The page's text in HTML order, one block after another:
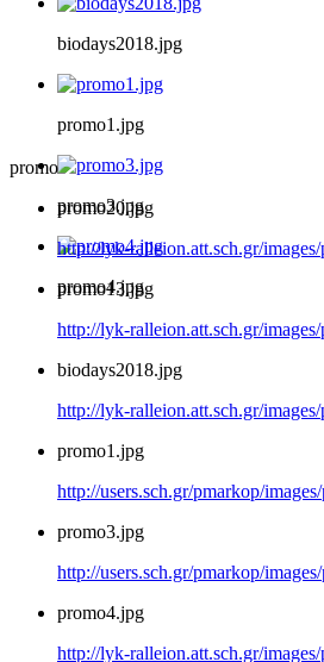
biodays2018.jpg
promo1.jpg
promo3.jpg
promo4.jpg
promo
promo20.jpg
http://lyk-ralleion.att.sch.gr/
promo13.jpg
http://lyk-ralleion.att.sch.gr/
biodays2018.jpg
http://lyk-ralleion.att.sch.gr/
promo1.jpg
http://users.sch.gr/pmarkop/
promo3.jpg
http://users.sch.gr/pmarkop/
promo4.jpg
http://lyk-ralleion.att.sch.gr/